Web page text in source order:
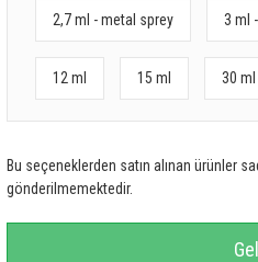
2,7 ml - metal sprey 3 ml
12 ml 15 ml 30 ml
Bu seçeneklerden satın alınan ürünler
gönderilmemektedir.